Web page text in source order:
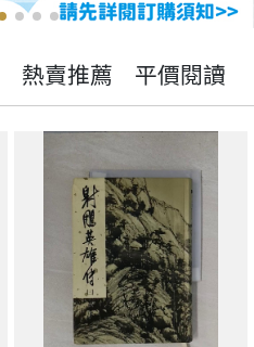
熱賣推薦 平價閱讀